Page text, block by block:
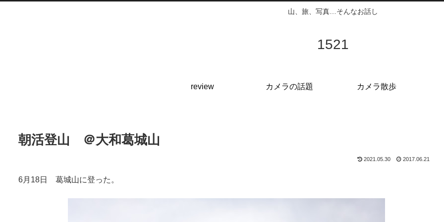
山、旅、写真…そんなお話し
1521
review カメラの話題 カメラ散歩
朝活登山 ＠大和葛城山
2021.05.30 2017.06.21
6月18日 葛城山に登った。